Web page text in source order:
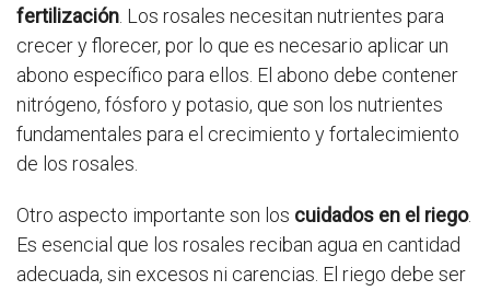
fertilización. Los rosales necesitan nutrientes para
crecer y florecer, por lo que es necesario aplicar un
abono específico para ellos. El abono debe contener
nitrógeno, fósforo y potasio, que son los nutrientes
fundamentales para el crecimiento y fortalecimiento
de los rosales.
Otro aspecto importante son los cuidados en el riego.
Es esencial que los rosales reciban agua en cantidad
adecuada, sin excesos ni carencias. El riego debe ser